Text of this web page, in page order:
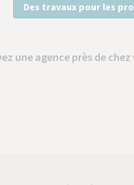
Des travaux pour les
une agence près de chez